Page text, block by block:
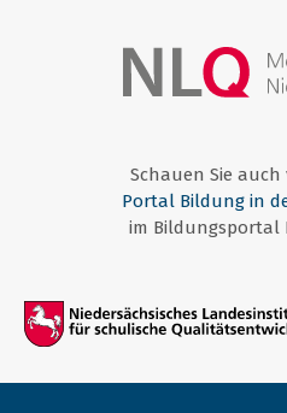
Schauen Sie
Portal Bildung in
im Bildungsportal